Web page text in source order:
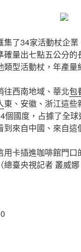
集了34家活動杖企業
確量出七點五公分
類型活動杖，年產
往西南地域、華北包
東、安徽、浙江這
個國度，占據了全
來自中國、來自這
用卡插進咖啡館門
臺央視記者 叢威娜